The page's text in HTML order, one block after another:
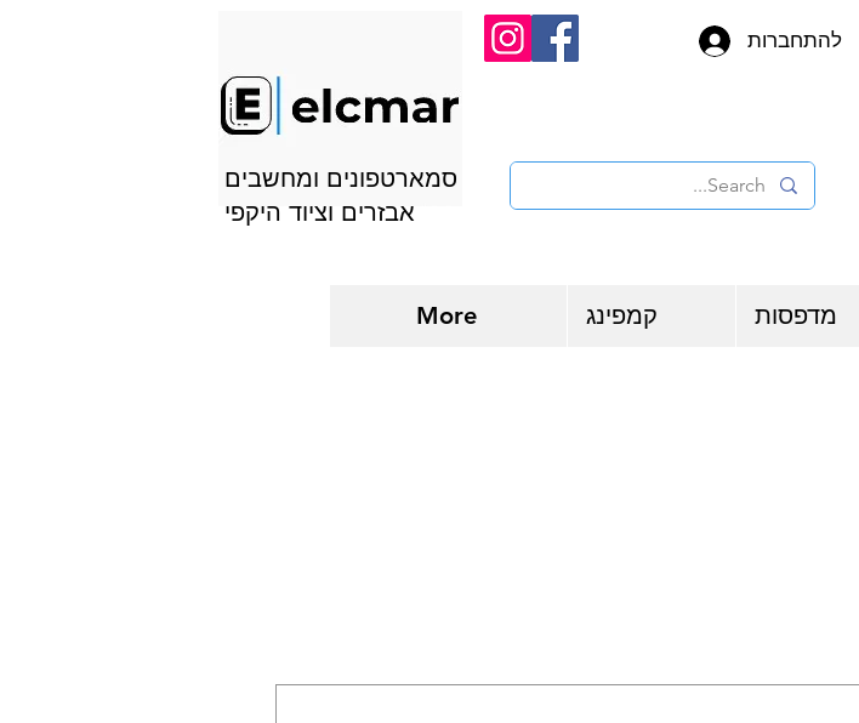
סמארטפונים ומחשבים
אבזרים וציוד היקפי
להתחברות
מדפסות קמפינג More